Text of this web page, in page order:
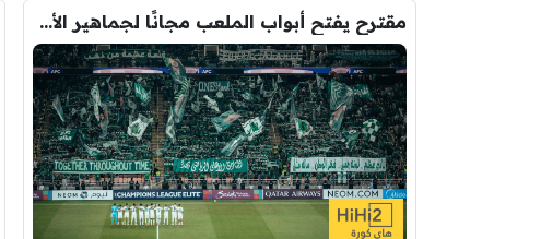
مقترح يفتح أبواب الملعب مجانًا لجماهير الأهلي !